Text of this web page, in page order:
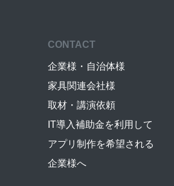
CONTACT
企業様・自治体様
家具関連会社様
取材・講演依頼
IT導入補助金を利用して
アプリ制作を希望される
企業様へ